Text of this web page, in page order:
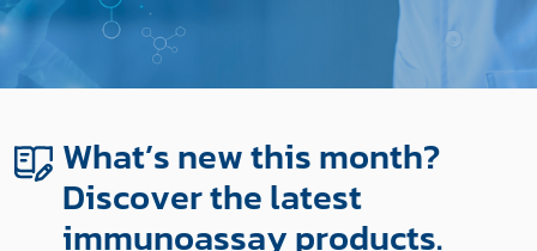
What’s new this month?
Discover the latest
immunoassay products.